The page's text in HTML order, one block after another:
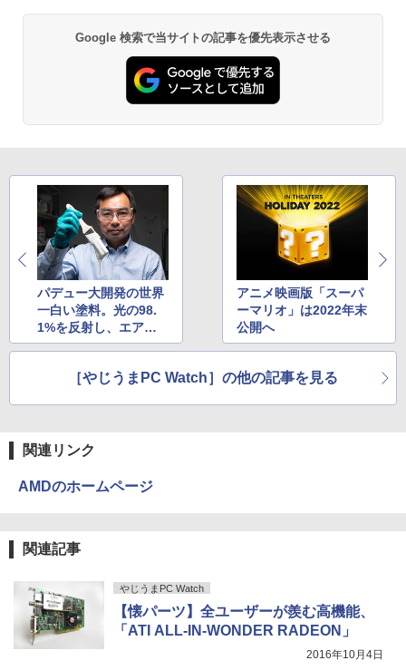
by Amazon 天然水 ラベルレス 500ml ×24本
富士山の天然水 バナジウム含有 水 ミネラル
ウォーター ペットボトル 静岡県産 500ミリリ
ットル (Smart Basic)
by Amazon 炭酸水 ラベルレス 500ml ×24本
強炭酸水 ペットボトル 500ミリリットル (Sm
art Basic)
￥1,625
ベルレス 650mlPET×24本
異世界居酒屋「のぶ」(22) (角川コミックス・
エース)
￥832
HUNTER×HUNTER モノクロ版 39 (ジャンプ
コミックスDIGITAL)
￥572
スーパーの裏でヤニ吸うふたり 9巻 (デジタル
Google 検索で当サイトの記事を優先表示させる
パデュー大開発の世界
一白い塗料。光の98.
1%を反射し、エアコ
ン不要で部屋を冷却
アニメ映画版「スーパ
ーマリオ」は2022年末
公開へ
［やじうまPC Watch］の他の記事を見る
関連リンク
AMDのホームページ
関連記事
やじうまPC Watch
【懐パーツ】全ユーザーが羨む高機能、
「ATI ALL-IN-WONDER RADEON」
2016年10月4日